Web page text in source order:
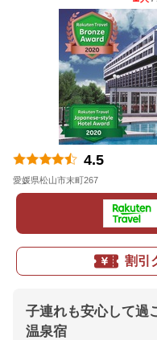
4.5
愛媛県松山市末町267
割引
子連れも安心して過
温泉宿